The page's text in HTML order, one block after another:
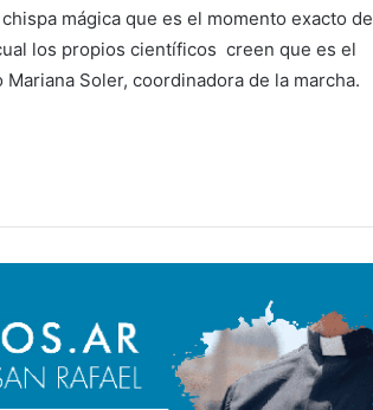
mágica que es el momento exacto de
los propios científicos creen que es el
Soler, coordinadora de la marcha.